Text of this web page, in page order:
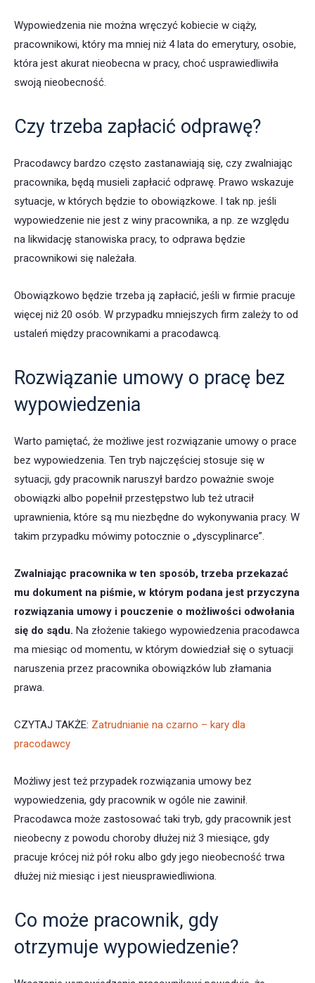
Wypowiedzenia nie można wręczyć kobiecie w ciąży,
pracownikowi, który ma mniej niż 4 lata do emerytury, osobie,
która jest akurat nieobecna w pracy, choć usprawiedliwiła
swoją nieobecność.
Czy trzeba zapłacić odprawę?
Pracodawcy bardzo często zastanawiają się, czy zwalniając
pracownika, będą musieli zapłacić odprawę. Prawo wskazuje
sytuacje, w których będzie to obowiązkowe. I tak np. jeśli
wypowiedzenie nie jest z winy pracownika, a np. ze względu
na likwidację stanowiska pracy, to odprawa będzie
pracownikowi się należała.
Obowiązkowo będzie trzeba ją zapłacić, jeśli w firmie pracuje
więcej niż 20 osób. W przypadku mniejszych firm zależy to od
ustaleń między pracownikami a pracodawcą.
Rozwiązanie umowy o pracę bez
wypowiedzenia
Warto pamiętać, że możliwe jest rozwiązanie umowy o prace
bez wypowiedzenia. Ten tryb najczęściej stosuje się w
sytuacji, gdy pracownik naruszył bardzo poważnie swoje
obowiązki albo popełnił przestępstwo lub też utracił
uprawnienia, które są mu niezbędne do wykonywania pracy. W
takim przypadku mówimy potocznie o „dyscyplinarce”.
Zwalniając pracownika w ten sposób, trzeba przekazać
mu dokument na piśmie, w którym podana jest przyczyna
rozwiązania umowy i pouczenie o możliwości odwołania
się do sądu. Na złożenie takiego wypowiedzenia pracodawca
ma miesiąc od momentu, w którym dowiedział się o sytuacji
naruszenia przez pracownika obowiązków lub złamania
prawa.
CZYTAJ TAKŻE: Zatrudnianie na czarno – kary dla
pracodawcy
Możliwy jest też przypadek rozwiązania umowy bez
wypowiedzenia, gdy pracownik w ogóle nie zawinił.
Pracodawca może zastosować taki tryb, gdy pracownik jest
nieobecny z powodu choroby dłużej niż 3 miesiące, gdy
pracuje krócej niż pół roku albo gdy jego nieobecność trwa
dłużej niż miesiąc i jest nieusprawiedliwiona.
Co może pracownik, gdy
otrzymuje wypowiedzenie?